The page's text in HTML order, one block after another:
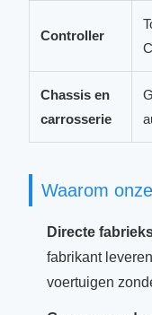
Controller
Chassis en
carrosserie
Waarom
Directe
fabrikant
voertuigen